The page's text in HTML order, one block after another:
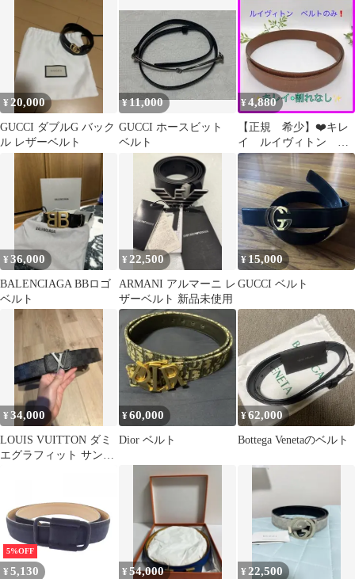
¥20,000
GUCCI ダブルG バック
ル レザーベルト
¥ 11,000
GUCCI ホースビット
ベルト
¥4,880
【正規 希少】❤️キレ
イ ルイヴィトン
バックルなし ベルト
のみ ブラウン
¥36,000
BALENCIAGA BBロゴ
ベルト
¥ 22,500
ARMANI アルマーニ レ
ザーベルト 新品未使用
¥15,000
GUCCI ベルト
¥34,000
LOUIS VUITTON ダミ
エグラフィット サンチ
¥60,000
Dior ベルト
¥62,000
Bottega Venetaのベルト
5%OFF
¥ 5,130 ¥54,000 ¥ 22,500